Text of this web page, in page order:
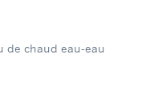
de chaud eau-eau